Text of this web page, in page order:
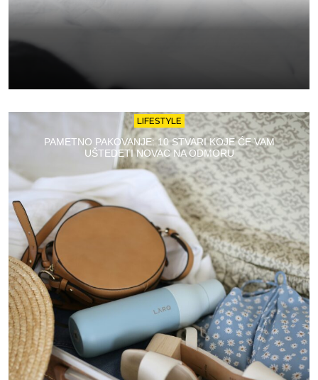
LIFESTYLE
PAMETNO PAKOVANJE: 10 STVARI KOJE ĆE VAM
UŠTEDETI NOVAC NA ODMORU